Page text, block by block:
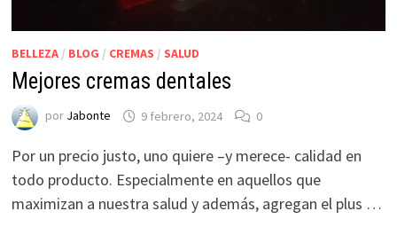
BELLEZA/ BLOG / CREMAS / SALUD
Mejores cremas dentales
por Jabonte 9 febrero, 2024 0
Por un precio justo, uno quiere –y merece- calidad en
todo producto. Especialmente en aquellos que
maximizan a nuestra salud y además, agregan el plus …